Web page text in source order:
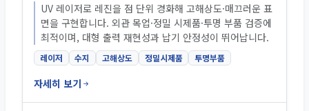
UV 레이저로 레진을 점 단위 경화해 고해상도·매끄러운 표
면을 구현합니다. 외관 목업·정밀 시제품·투명 부품 검증에
최적이며, 대형 출력 재현성과 납기 안정성이 뛰어납니다.
레이저 수지 고해상도 정밀시제품 투명부품
자세히 보기